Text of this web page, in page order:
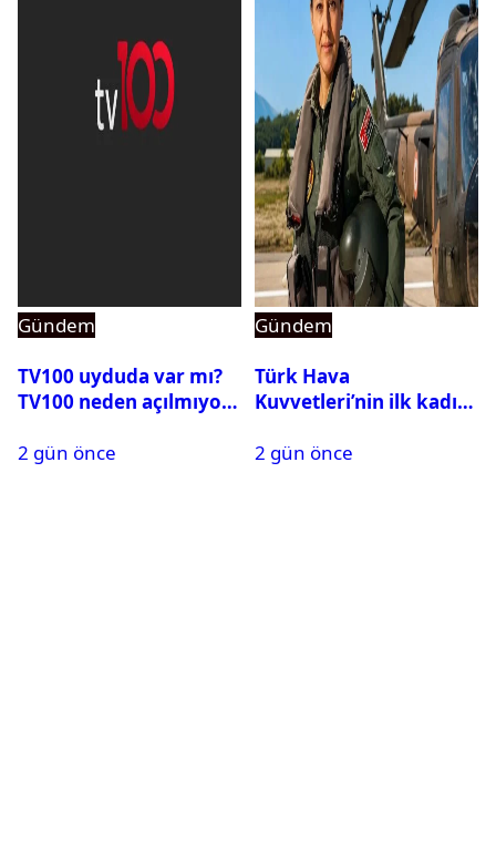
Gündem
TV100 uyduda var mı?
TV100 neden açılmıyor?
2 gün önce
Gündem
Türk Hava
Kuvvetleri’nin ilk kadın
Karapınar hakkında
2 gün önce